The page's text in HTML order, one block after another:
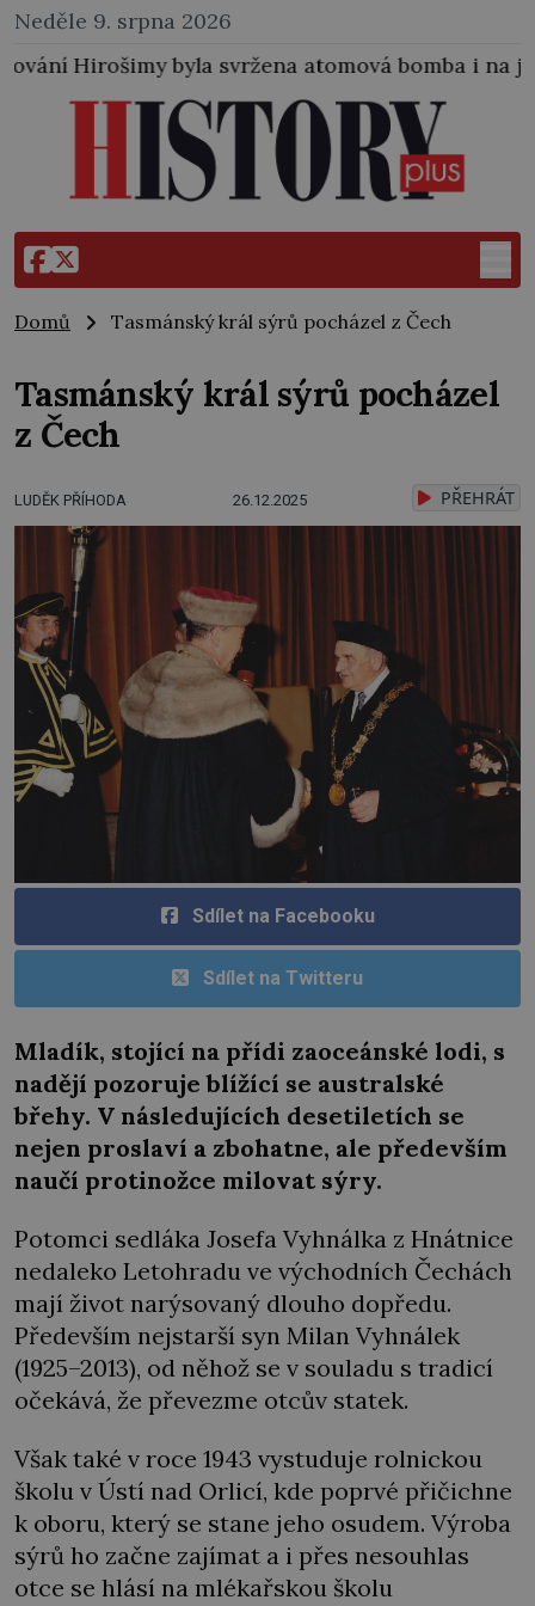
Neděle 9. srpna 2026
atomová bomba i na japonské město
Domů Tasmánský král sýrů pocházel z Čech
Tasmánský král sýrů pocházel
z Čech
LUDĚK PŘÍHODA 26.12.2025 PŘEHRÁT
Sdílet na Facebooku
Sdílet na Twitteru
Mladík, stojící na přídi zaoceánské lodi, s
nadějí pozoruje blížící se australské
břehy. V následujících desetiletích se
nejen proslaví a zbohatne, ale především
naučí protinožce milovat sýry.
Potomci sedláka Josefa Vyhnálka z Hnátnice
nedaleko Letohradu ve východních Čechách
mají život narýsovaný dlouho dopředu.
Především nejstarší syn Milan Vyhnálek
(1925–2013), od něhož se v souladu s tradicí
očekává, že převezme otcův statek.
Však také v roce 1943 vystuduje rolnickou
školu v Ústí nad Orlicí, kde poprvé přičichne
k oboru, který se stane jeho osudem. Výroba
sýrů ho začne zajímat a i přes nesouhlas
otce se hlásí na mlékařskou školu